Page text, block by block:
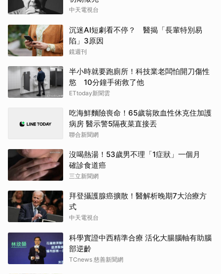
中天電視台
沉迷AI短劇看不停？ 醫揭「長輩特別易
陷」3原因
鏡週刊
半小時就要跑廁所！科技業老闆怕開刀傷性
慾 10分鐘手術救了他
ETtoday新聞雲
吃海鮮麵險喪命！65歲翁敗血性休克住加護
病房 醫示警5隔夜菜直接丟
聯合新聞網
沒喝熱湯！53歲男不理「1症狀」一個月
確診食道癌
三立新聞網
拜登攝護腺癌擴散！醫解析晚期7大治療方
式
中天電視台
科學實證中西精準合療 活化大腸腦軸有助腦
部逆齡
TCnews 慈善新聞網